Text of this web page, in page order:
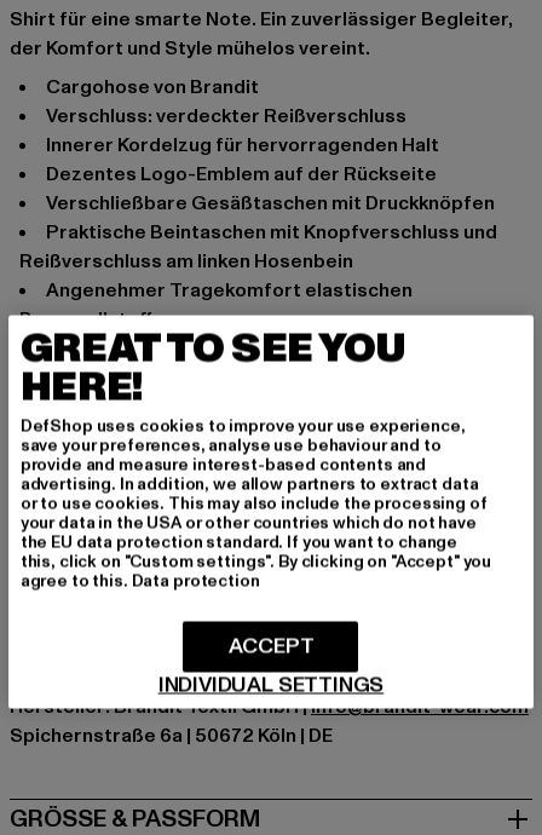
Shirt für eine smarte Note. Ein zuverlässiger Begleiter,
der Komfort und Style mühelos vereint.
Cargohose von Brandit
Verschluss: verdeckter Reißverschluss
innerer Kordelzug für hervorragenden Halt
dezentes Logo-Emblem auf der Rückseite
verschließbare Gesäßtaschen mit Druckknöpfen
praktische Beintaschen mit Knopfverschluss und
Reißverschluss am linken Hosenbein
angenehmer Tragekomfort elastischen
Baumwollstoff
Regular Fit
Anlass: Alltag, Bequem, Freizeit, Basic
Verschlussarten: Kordelzug, verdeckter Reißverschluss
Schnitt: schmal
Marke: Brandit
Kat.: Cargohosen
Farbe: schwarz
Hersteller Farbe: black
Materialzusammensetzung: 98% Baumwolle, 2%
Hersteller: Brandit Textil GmbH |info@brandit-wear.com
Spichernstraße 6a | 50672 Köln | DE
GRÖSSE & PASSFORM
GREAT TO SEE YOU
HERE!
DefShop uses cookies to improve your use experience,
save your preferences, analyse use behaviour and to
provide and measure interest-based contents and
advertising. In addition, we allow partners to extract data
or to use cookies. This may also include the processing of
your data in the USA or other countries which do not have
the EU data protection standard. If you want to change
this, click on "Custom settings". By clicking on "Accept" you
agree to this. Data protection
INDIVIDUAL SETTINGS
ACCEPT